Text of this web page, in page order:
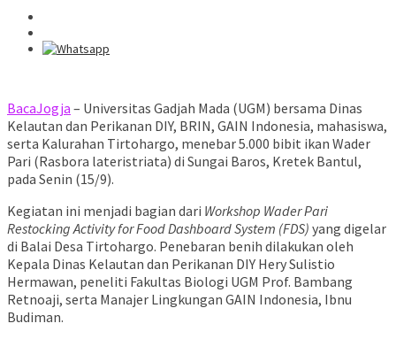
BacaJogja – Universitas Gadjah Mada (UGM) bersama Dinas
Kelautan dan Perikanan DIY, BRIN, GAIN Indonesia, mahasiswa,
serta Kalurahan Tirtohargo, menebar 5.000 bibit ikan Wader
Pari (Rasbora lateristriata) di Sungai Baros, Kretek Bantul,
pada Senin (15/9).
Kegiatan ini menjadi bagian dari Workshop Wader Pari
Restocking Activity for Food Dashboard System (FDS) yang digelar
di Balai Desa Tirtohargo. Penebaran benih dilakukan oleh
Kepala Dinas Kelautan dan Perikanan DIY Hery Sulistio
Hermawan, peneliti Fakultas Biologi UGM Prof. Bambang
Retnoaji, serta Manajer Lingkungan GAIN Indonesia, Ibnu
Budiman.